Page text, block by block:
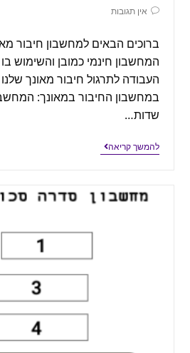
אין תגובות
ברוכים הבאים למחשבון חיבור
המחשבון חינמי כמובן והשימוש
העבודה לתרגול חיבור מאונך
שדות…
להמשך קריאה